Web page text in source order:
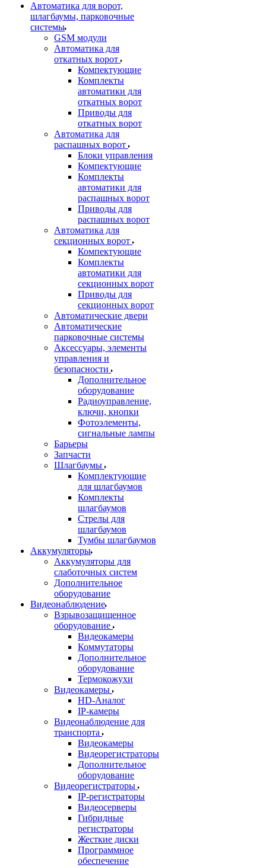
Автоматика для ворот,
шлагбаумы, парковочные
системы
GSM модули
Автоматика для
откатных ворот
Компектующие
Комплекты
автоматики для
откатных ворот
Приводы для
откатных ворот
Автоматика для
распашных ворот
Блоки управления
Компектующие
Комплекты
автоматики для
распашных ворот
Приводы для
распашных ворот
Автоматика для
секционных ворот
Компектующие
Комплекты
автоматики для
секционных ворот
Приводы для
секционных ворот
Автоматические двери
Автоматические
парковочные системы
Аксессуары, элементы
управления и
безопасности
Дополнительное
оборудование
Радиоуправление,
ключи, кнопки
Фотоэлементы,
сигнальные лампы
Барьеры
Запчасти
Шлагбаумы
Комплектующие
для шлагбаумов
Комплекты
шлагбаумов
Стрелы для
шлагбаумов
Тумбы шлагбаумов
Аккумуляторы
Аккумуляторы для
слаботочных систем
Дополнительное
оборудование
Видеонаблюдение
Взрывозащищенное
оборудование
Видеокамеры
Коммутаторы
Дополнительное
оборудование
Термокожухи
Видеокамеры
HD-Аналог
IP-камеры
Видеонаблюдение для
транспорта
Видеокамеры
Видеорегистраторы
Дополнительное
оборудование
Видеорегистраторы
IP-регистраторы
Видеосерверы
Гибридные
регистраторы
Жесткие диски
Программное
обеспечение